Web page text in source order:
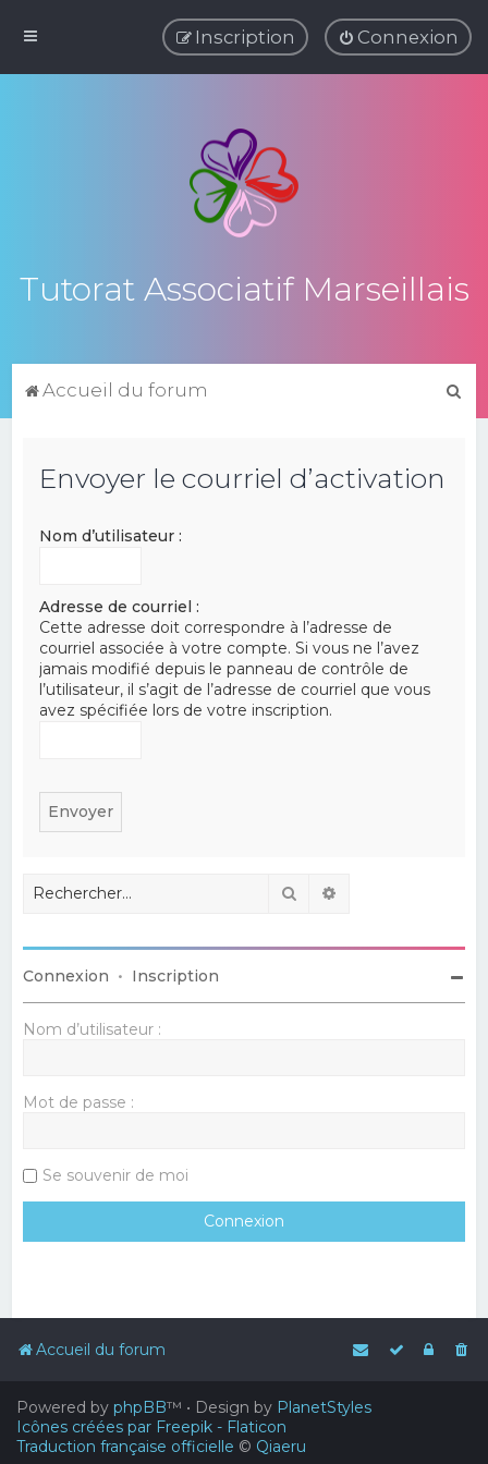
Connexion
Inscription
Tutorat Associatif Marseillais
Accueil du forum
Envoyer le courriel d’activation
Nom d’utilisateur :
Adresse de courriel :
Cette adresse doit correspondre à l’adresse de
courriel associée à votre compte. Si vous ne l’avez
jamais modifié depuis le panneau de contrôle de
l’utilisateur, il s’agit de l’adresse de courriel que vous
avez spécifiée lors de votre inscription.
Rechercher
Connexion • Inscription
Nom d’utilisateur :
Mot de passe :
Se souvenir de moi
Accueil du forum
Powered by phpBB™ • Design by PlanetStyles
Icônes créées par Freepik - Flaticon
Traduction française officielle © Qiaeru